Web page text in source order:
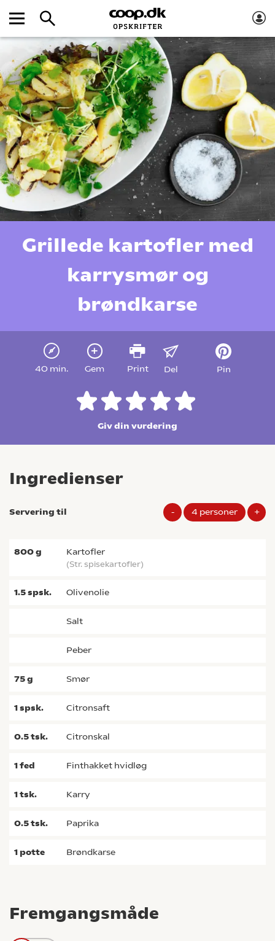
Grillede kartofler med
karrysmør og
brøndkarse
40 min. Gem Print Del Pin
Giv din vurdering
Fremgangsmåde
Ingredienser
Servering til - 4 personer +
800g kartofler
(str. spisekartofler)
1.5spsk. olivenolie
salt
peber
75g smør
1spsk. citronsaft
0.5tsk. citronskal
1fed finthakket hvidløg
1tsk. karry
0.5tsk. paprika
1 potte brøndkarse